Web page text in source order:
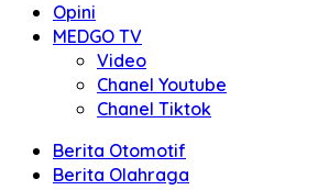
Opini
MEDGO TV
Video
Chanel Youtube
Chanel Tiktok
Berita Otomotif
Berita Olahraga